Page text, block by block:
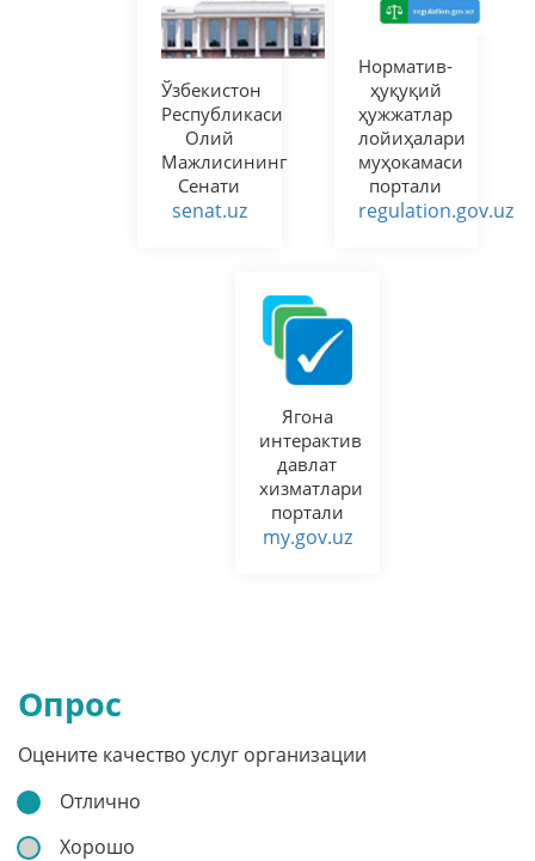
Ўзбекистон
Республикаси
Олий
Мажлисининг
Сенати
senat.uz
Норматив-
ҳуқуқий
ҳужжатлар
лойиҳалари
муҳокамаси
портали
regulation.gov.uz
Ягона
интерактив
давлат
хизматлари
портали
my.gov.uz
Опрос
Оцените качество услуг организации
Отлично
Хорошо